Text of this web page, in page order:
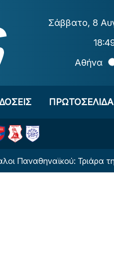
Σάββατο, 8
Αθήνα
ΠΡΩΤΟΣΕΛΙΔΑ
Τριάρα της